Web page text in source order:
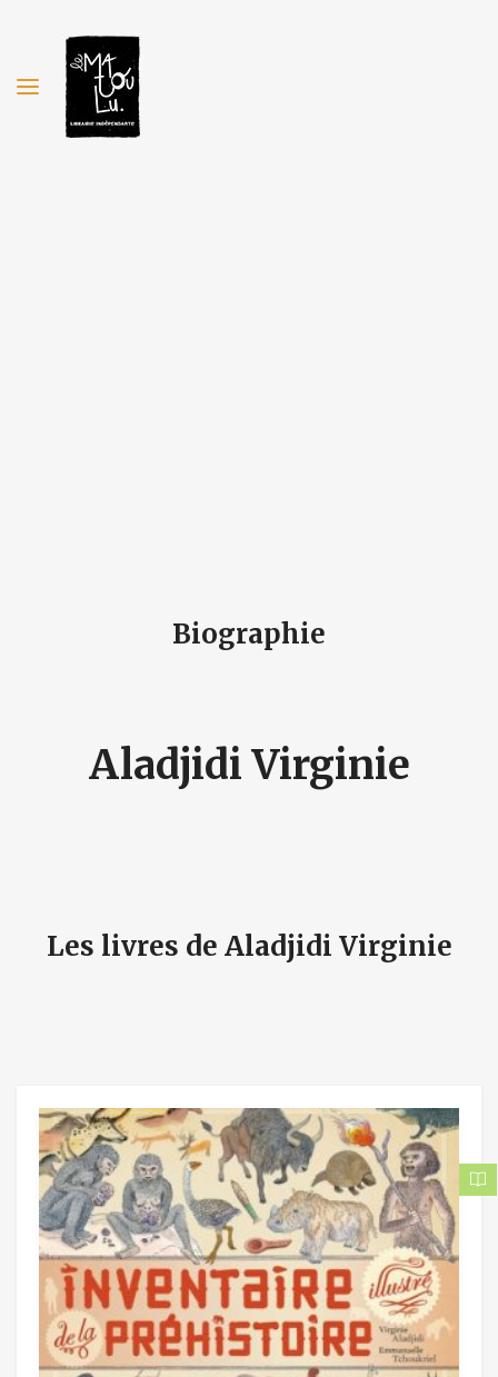
Biographie
Aladjidi Virginie
Les livres de Aladjidi Virginie